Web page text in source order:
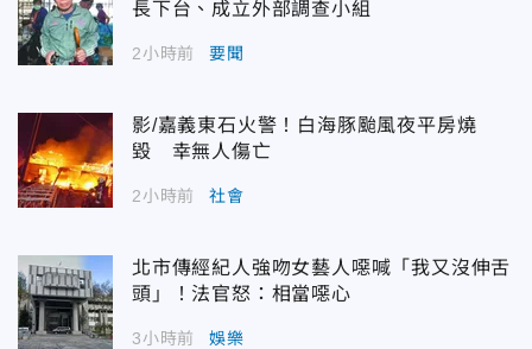
長下台、成立外部調查小組
2小時前 要聞
影/嘉義東石火警！白海豚颱風夜平房燒
毀 幸無人傷亡
2小時前 社會
北市傳經紀人強吻女藝人噁喊「我又沒伸舌
頭」！法官怒：相當噁心
3小時前 娛樂